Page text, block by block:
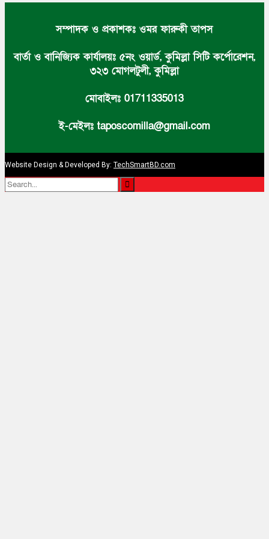
সম্পাদক ও প্রকাশকঃ ওমর ফারুকী তাপস
বার্তা ও বানিজ্যিক কার্যালয়ঃ ৫নং ওয়ার্ড, কুমিল্লা সিটি কর্পোরেশন,
৩২৩ মোগলটুলী, কুমিল্লা
মোবাইলঃ 01711335013
ই-মেইলঃ taposcomilla@gmail.com
Website Design & Developed By: TechSmartBD.com